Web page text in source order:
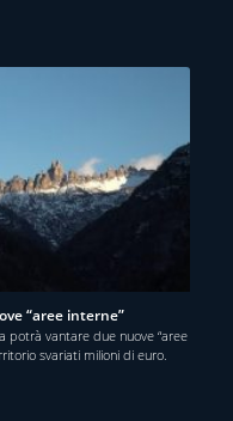
“aree interne”
potrà vantare due nuove “aree
svariati milioni di euro.